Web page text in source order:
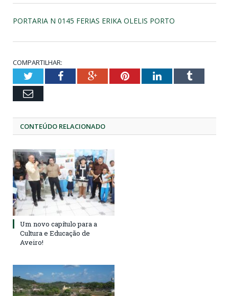
PORTARIA N 0145 FERIAS ERIKA OLELIS PORTO
COMPARTILHAR:
TwitterFacebookGoogle+PinterestLinkedInTumblr
Email
CONTEÚDO RELACIONADO
Um novo capítulo para a
Cultura e Educação de
Aveiro!